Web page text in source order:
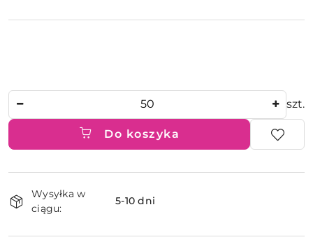
szt.
Do koszyka
i
dostawa
Wysyłka w
ciągu:
5-10 dni